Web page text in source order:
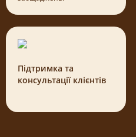
Підтримка та
консультації клієнтів